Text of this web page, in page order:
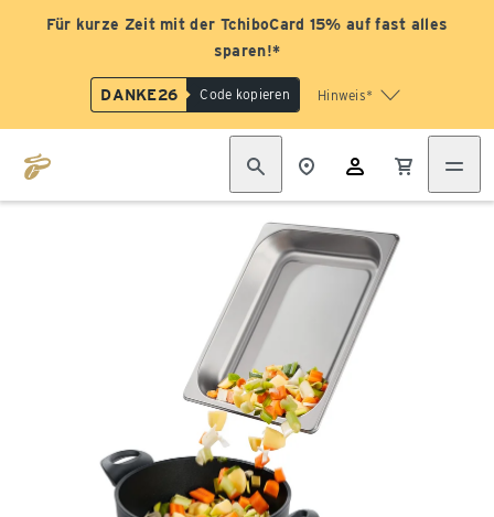
Für kurze Zeit mit der TchiboCard 15% auf fast alles
sparen!*
DANKE26 Code kopieren Hinweis*